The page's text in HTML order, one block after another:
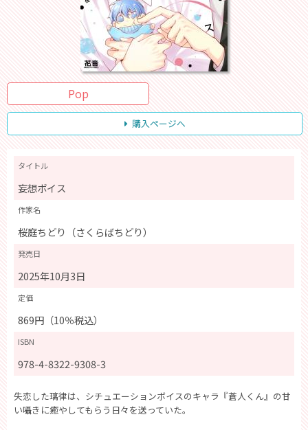
Pop
購入ページへ
タイトル
妄想ボイス
作家名
桜庭ちどり（さくらばちどり）
発売日
2025年10月3日
定価
869円（10％税込）
ISBN
978-4-8322-9308-3
失恋した璃律は、シチュエーションボイスのキャラ『蒼人くん』の甘
い囁きに癒やしてもらう日々を送っていた。